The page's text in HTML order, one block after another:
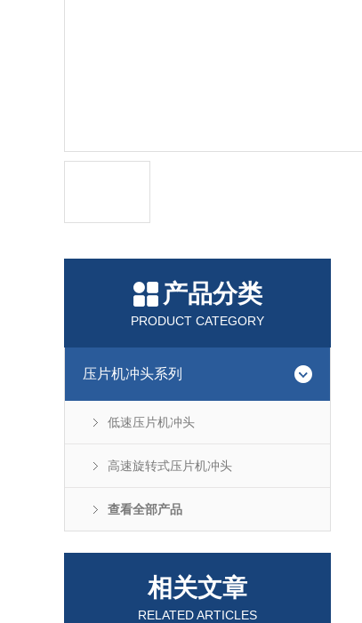
产品分类
PRODUCT CATEGORY
压片机冲头系列
低速压片机冲头
高速旋转式压片机冲头
查看全部产品
相关文章
RELATED ARTICLES